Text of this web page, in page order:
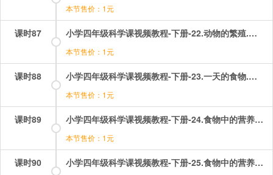
本节售价：1元
课时87 小学四年级科学课视频教程-下册-22.动物的繁殖.mp4
本节售价：1元
课时88 小学四年级科学课视频教程-下册-23.一天的食物.mp4
本节售价：1元
课时89 小学四年级科学课视频教程-下册-24.食物中的营养（一）——糖.mp4
本节售价：1元
课时90 小学四年级科学课视频教程-下册-25.食物中的营养（二）——油脂.mp4